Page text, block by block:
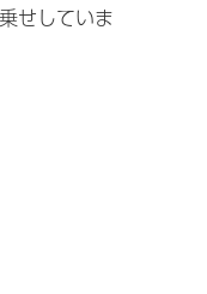
せしていま